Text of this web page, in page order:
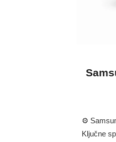
⚙️
Ključne